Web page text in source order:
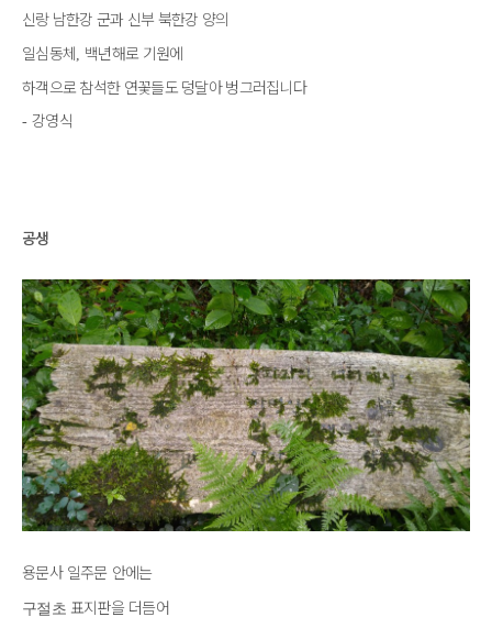
신랑 남한강 군과 신부 북한강 양의
일심동체 백년해로 기원에
하객으로 참석한 연꽃들도 덩달아 벙그러집니다
- 강영식
공생
용문사 일주문 안에는
구절초 표지판을 더듬어